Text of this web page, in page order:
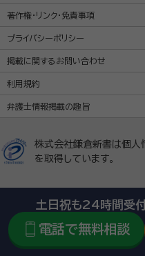
著作権・リンク・免責事項
プライバシーポリシー
掲載に関するお問い合わせ
利用規約
弁護士情報掲載の趣旨
株式会社鎌倉新書は個人
を取得しています。
「いい相続」及び関連サ
書（東証プライム上場、証
土日祝も24時間受
電話で無料相談